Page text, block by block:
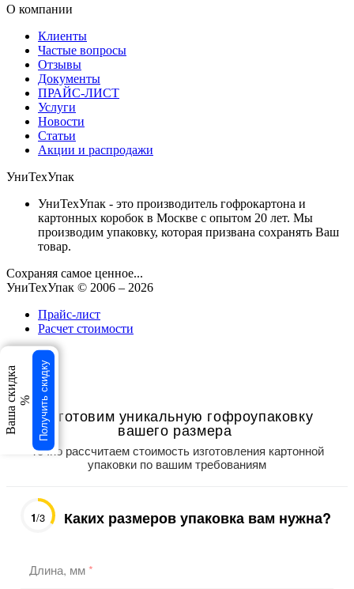
О компании
Клиенты
Частые вопросы
Отзывы
Документы
ПРАЙС-ЛИСТ
Услуги
Новости
Статьи
Акции и распродажи
УниТехУпак
УниТехУпак - это производитель гофрокартона и
картонных коробок в Москве с опытом 20 лет. Мы
производим упаковку, которая призвана сохранять Ваш
товар.
Сохраняя самое ценное...
УниТехУпак © 2006 – 2026
Прайс-лист
Расчет стоимости
свернуть
×
×
Изготовим уникальную гофроупаковку
вашего размера
Точно рассчитаем стоимость изготовления картонной
упаковки по вашим требованиям
1/3 Каких размеров упаковка вам нужна?
Длина, мм*
Ваша скидка % Получить скидку